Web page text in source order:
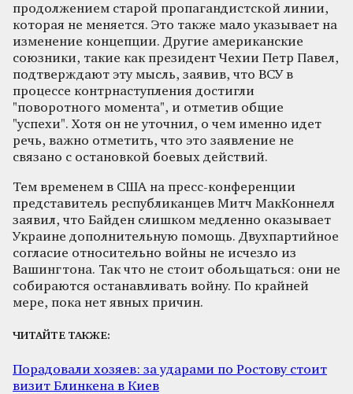
продолжением старой пропагандистской линии,
которая не меняется. Это также мало указывает на
изменение концепции. Другие американские
союзники, такие как президент Чехии Петр Павел,
подтверждают эту мысль, заявив, что ВСУ в
процессе контрнаступления достигли
"поворотного момента", и отметив общие
"успехи". Хотя он не уточнил, о чем именно идет
речь, важно отметить, что это заявление не
связано с остановкой боевых действий.
Тем временем в США на пресс-конференции
представитель республиканцев Митч МакКоннелл
заявил, что Байден слишком медленно оказывает
Украине дополнительную помощь. Двухпартийное
согласие относительно войны не исчезло из
Вашингтона. Так что не стоит обольщаться: они не
собираются останавливать войну. По крайней
мере, пока нет явных причин.
ЧИТАЙТЕ ТАКЖЕ:
Порадовали хозяев: за ударами по Ростову стоит
визит Блинкена в Киев